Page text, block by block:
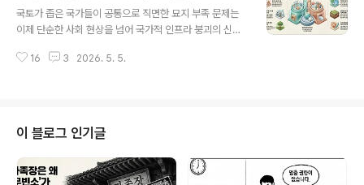
요? 2001년의 유령, '경과규정'이 만든 법적 사각지대 현
재 우리가 마주한 혼란의 뿌리는 2001년으로 거슬러 올라
전면 개정하며, 500구 이상의 유골을 안치하는 사설 봉안
국토가 좁은 국가들이 공통으로 직면한 묘지 부족 문제는
이제 단순한 사회 현상을 넘어 국가적 인프라 붕괴의 신호
에서 중국은 국가 차원의 컨트롤 타워를 가동해 이 거대한
레인입니다. 101연구소는 중국 민정부(한국의 보건복지부
격) 직속의 유일한 국가급 장례 전문 연구기관으로, 1979
년 설립 이후 중국 장례 현대화의 모든 기틀을 마련해 왔습
니다. 이곳은 매년 중국 장례 산업의 나침반 역할을 하는
16 3 2026. 5. 5.
이 블로그 인기글